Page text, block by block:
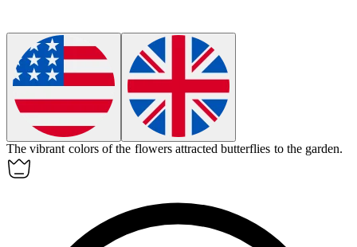
The vibrant colors of the flowers attracted butterflies to the garden.